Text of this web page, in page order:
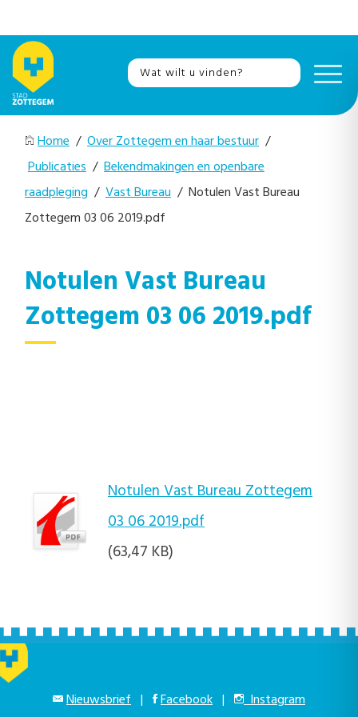
Home / Over Zottegem en haar bestuur /
Publicaties / Bekendmakingen en openbare
raadpleging / Vast Bureau / Notulen Vast Bureau
Zottegem 03 06 2019.pdf
Notulen Vast Bureau
Zottegem 03 06 2019.pdf
Notulen Vast Bureau Zottegem
03 06 2019.pdf
(63,47 KB)
Nieuwsbrief | Facebook | Instagram